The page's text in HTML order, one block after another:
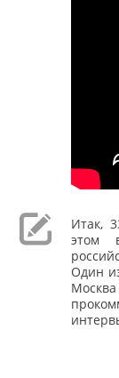
Итак,
этом
Один